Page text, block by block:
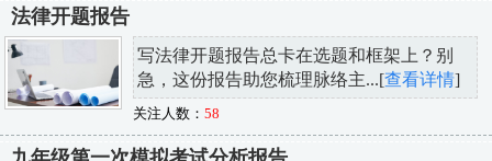
法律开题报告
写法律开题报告总卡在选题和框架上？别
急，这份报告助您梳理脉络主...[查看详情]
关注人数： 58